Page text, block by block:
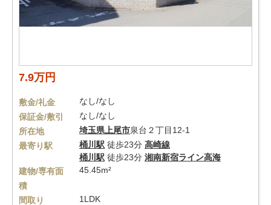
7.9万円
敷金/礼金
なし/なし
保証金/敷引
なし/なし
所在地
埼玉県 上尾市泉台２丁目12-1
最寄り駅
桶川駅 徒歩23分 高崎線
桶川駅 徒歩23分 湘南新宿ライン高海
建物/専有面
積
45.45m²
間取り
1LDK